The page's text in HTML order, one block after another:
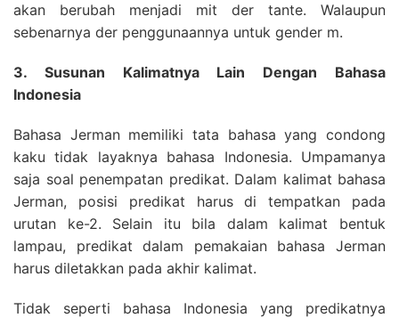
akan berubah menjadi mit der tante. Walaupun
sebenarnya der penggunaannya untuk gender m.
3. Susunan Kalimatnya Lain Dengan Bahasa
Indonesia
Bahasa Jerman memiliki tata bahasa yang condong
kaku tidak layaknya bahasa Indonesia. Umpamanya
saja soal penempatan predikat. Dalam kalimat bahasa
Jerman, posisi predikat harus di tempatkan pada
urutan ke-2. Selain itu bila dalam kalimat bentuk
lampau, predikat dalam pemakaian bahasa Jerman
harus diletakkan pada akhir kalimat.
Tidak seperti bahasa Indonesia yang predikatnya